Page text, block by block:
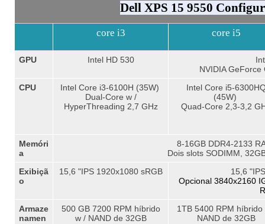
Dell XPS 15 9550
core i3 core i5
GPU Intel HD 530
NVIDIA
CPU
Intel Core i3-6100H (35W)
Dual-Core w /
HyperThreading 2,7 GHz
Intel Core i5-
(45W)
Quad-Core 2,3-3,2
Memóri
a
8-16GB DDR4-2133
Dois slots SODIMM,
Exibiçã
o
15,6 "IPS 1920x1080 sRGB
15,6
Opcional 3840x2160
Armaze
namen
500 GB 7200 RPM híbrido
w / NAND de 32GB
1TB 5400 RPM híbrido
NAND de 32GB